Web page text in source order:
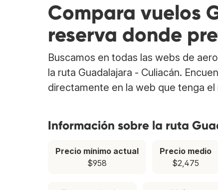
Compara vuelos
reserva donde
Buscamos en todas las webs de
la ruta Guadalajara - Culiacán.
directamente en la web que tenga
Información sobre la ruta
Precio mínimo actual
$958
Precio medio
$2,475